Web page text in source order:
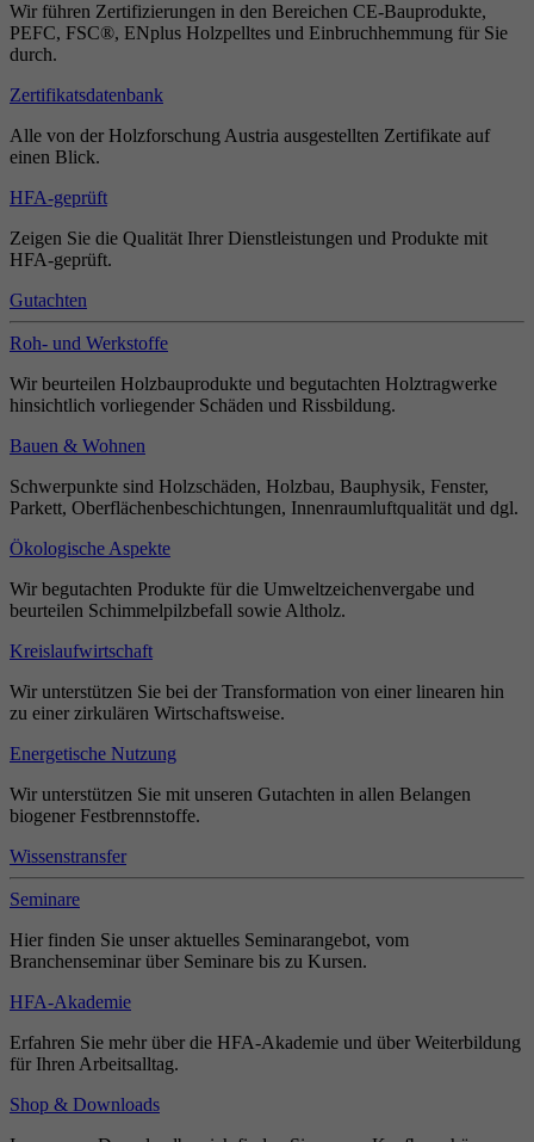
Wir führen Zertifizierungen in den Bereichen CE-Bauprodukte,
PEFC, FSC®, ENplus Holzpelltes und Einbruchhemmung für Sie
durch.
Zertifikatsdatenbank
Alle von der Holzforschung Austria ausgestellten Zertifikate auf
einen Blick.
HFA-geprüft
Zeigen Sie die Qualität Ihrer Dienstleistungen und Produkte mit
HFA-geprüft.
Gutachten
Roh- und Werkstoffe
Wir beurteilen Holzbauprodukte und begutachten Holztragwerke
hinsichtlich vorliegender Schäden und Rissbildung.
Bauen & Wohnen
Schwerpunkte sind Holzschäden, Holzbau, Bauphysik, Fenster,
Parkett, Oberflächenbeschichtungen, Innenraumluftqualität und dgl.
Ökologische Aspekte
Wir begutachten Produkte für die Umweltzeichenvergabe und
beurteilen Schimmelpilzbefall sowie Altholz.
Kreislaufwirtschaft
Wir unterstützen Sie bei der Transformation von einer linearen hin
zu einer zirkulären Wirtschaftsweise.
Energetische Nutzung
Wir unterstützen Sie mit unseren Gutachten in allen Belangen
biogener Festbrennstoffe.
Wissenstransfer
Seminare
Hier finden Sie unser aktuelles Seminarangebot, vom
Branchenseminar über Seminare bis zu Kursen.
HFA-Akademie
Erfahren Sie mehr über die HFA-Akademie und über Weiterbildung
für Ihren Arbeitsalltag.
Shop & Downloads